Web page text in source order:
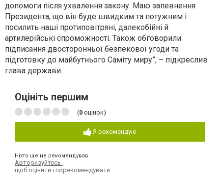
допомоги після ухвалення закону. Маю запевнення
Президента, що він буде швидким та потужним і
посилить наші протиповітряні, далекобійні й
артилерійські спроможності. Також обговорили
підписання двосторонньої безпекової угоди та
підготовку до майбутнього Саміту миру”, – підкреслив
глава держави.
Оцініть першим
(0 оцінок)
Я рекомендую
Ніхто ще не рекомендував
Авторизуйтесь ,
щоб оцінити і порекомендувати